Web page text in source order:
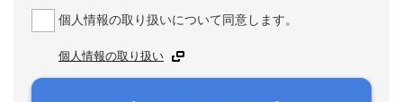
個人情報の取り扱いについて同意します。
個人情報の取り扱い